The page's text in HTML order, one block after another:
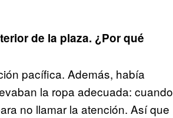
de la plaza. ¿Por qué
pacífica. Además, había
la ropa adecuada: cuando
no llamar la atención. Así que